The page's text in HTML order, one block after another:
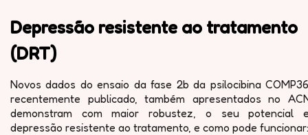
Depressão resistente ao tratamento
(DRT)
Novos dados do ensaio da fase 2b da psilocibina
recentemente publicado, também apresentados no
demonstram com maior robustez, o seu potencial
depressão resistente ao tratamento, e como pode funcionar: